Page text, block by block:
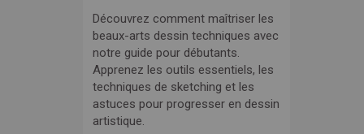
Découvrez comment maîtriser les
beaux-arts dessin techniques avec
notre guide pour débutants.
Apprenez les outils essentiels, les
techniques de sketching et les
astuces pour progresser en dessin
artistique.